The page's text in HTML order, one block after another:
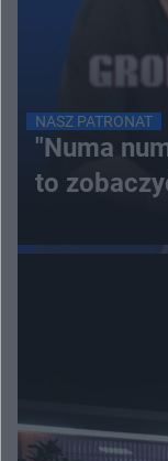
NASZ PATRONAT
"Numa
to